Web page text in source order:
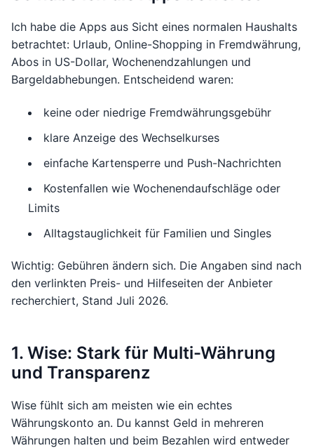
Ich habe die Apps aus Sicht eines normalen Haushalts
betrachtet: Urlaub, Online-Shopping in Fremdwährung,
Abos in US-Dollar, Wochenendzahlungen und
Bargeldabhebungen. Entscheidend waren:
keine oder niedrige Fremdwährungsgebühr
klare Anzeige des Wechselkurses
einfache Kartensperre und Push-Nachrichten
Kostenfallen wie Wochenendaufschläge oder
Limits
Alltagstauglichkeit für Familien und Singles
Wichtig: Gebühren ändern sich. Die Angaben sind nach
den verlinkten Preis- und Hilfeseiten der Anbieter
recherchiert, Stand Juli 2026.
1. Wise: Stark für Multi-Währung
und Transparenz
Wise fühlt sich am meisten wie ein echtes
Währungskonto an. Du kannst Geld in mehreren
Währungen halten und beim Bezahlen wird entweder